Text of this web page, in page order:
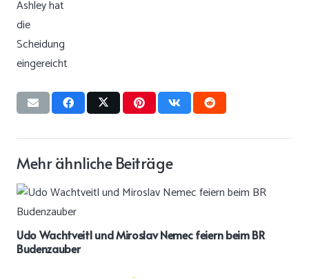
Mehr ähnliche Beiträge
Udo Wachtveitl und Miroslav Nemec feiern beim BR
Budenzauber